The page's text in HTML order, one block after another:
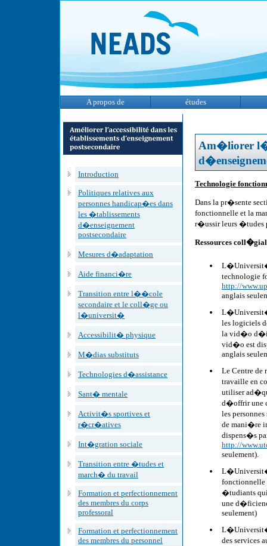
A propos de études
Introduction
Politiques relatives aux
personnes handicap�es dans
les �tablissements
d�enseignement
postsecondaire
Mesures d�adaptation
Aide financi�re
Transition entre l��cole
secondaire et le coll�ge ou
l�universit�
Accessibilit� physique
M�dias substituts
Technologies d�assistance
Sant� mentale
Activit�s sportives et
r�cr�atives
Int�gration sociale
Transition entre �tudes et
march� du travail
Formation et perfectionnement
des membres du corps
professoral
Formation et perfectionnement
des membres du personnel
Am�liorer
Technologie
Dans la pr�sente
fonctionnelle et la
r�ussir leurs �tudes
Ressources
technologie
http://
anglais
les logiciels
la vid�o
vid�o est
anglais
Le Centre
travaille en
utiliser
d�offrir une
les
de mani�re
dispens�s
http://
seulement).
L�Universit�
�tudiants
une
seulement)
des services